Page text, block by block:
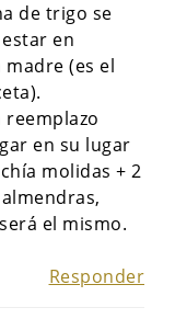
de trigo se
en
(es el
reemplazo
en su lugar
molidas + 2
el mismo.
Responder